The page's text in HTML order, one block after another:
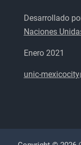
Desarrollado
Naciones
Enero 2021
unic-